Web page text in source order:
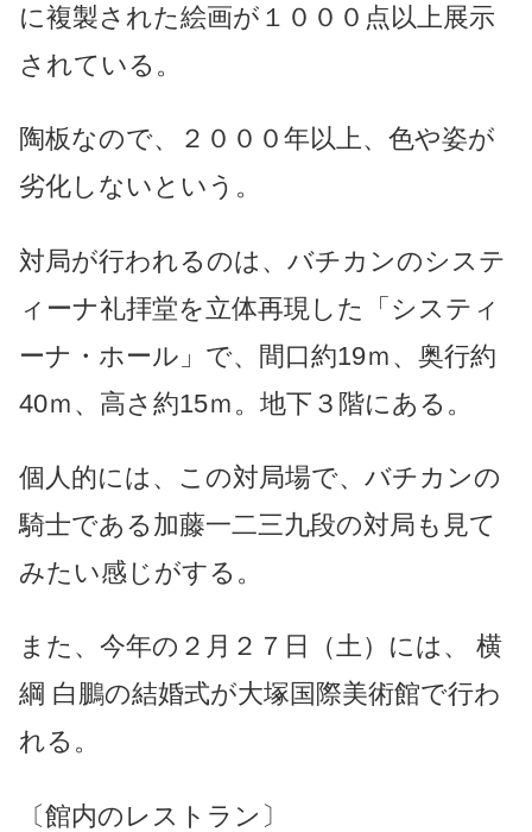
に複製された絵画が１０００点以上展示
されている。
陶板なので、２０００年以上、色や姿が
劣化しないという。
対局が行われるのは、バチカンのシステ
ィーナ礼拝堂を立体再現した「システィ
ーナ・ホール」で、間口約19ｍ、奥行約
40ｍ、高さ約15ｍ。地下３階にある。
個人的には、この対局場で、バチカンの
騎士である加藤一二三九段の対局も見て
みたい感じがする。
また、今年の２月２７日（土）には、 横
綱 白鵬の結婚式が大塚国際美術館で行わ
れる。
〔館内のレストラン〕